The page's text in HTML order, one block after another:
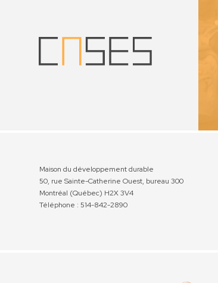
Maison du développement durable
50, rue Sainte-Catherine Ouest, bureau 300
Montréal (Québec) H2X 3V4
Téléphone : 514-842-2890